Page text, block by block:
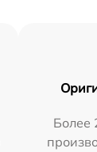
Более